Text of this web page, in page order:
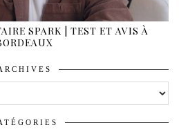
SPARK | TEST ET AVIS À